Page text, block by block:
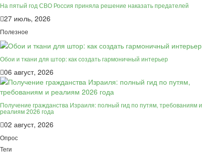
На пятый год СВО Россия приняла решение наказать предателей
27 июль, 2026
Полезное
Обои и ткани для штор: как создать гармоничный интерьер
06 август, 2026
Получение гражданства Израиля: полный гид по путям, требованиям и
реалиям 2026 года
02 август, 2026
Опрос
Теги